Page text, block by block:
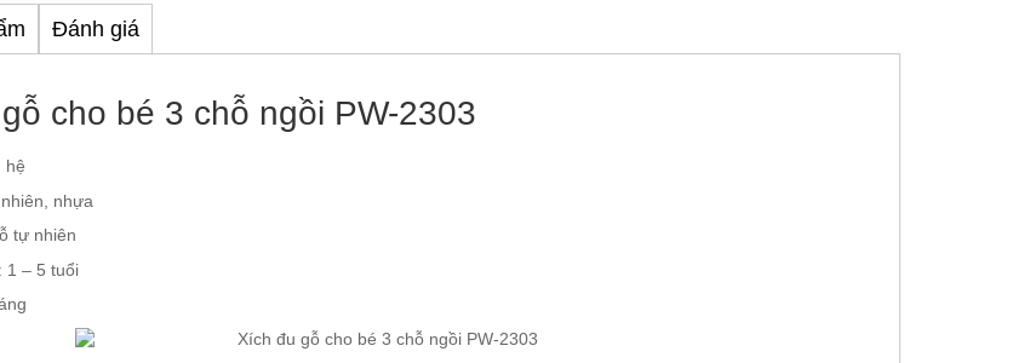
Đánh giá
cho bé 3 chỗ ngồi PW-2303
hệ
nhựa
tự nhiên
1 – 5 tuổi